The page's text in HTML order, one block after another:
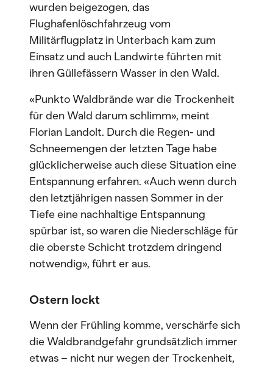
wurden beigezogen, das
Flughafenlöschfahrzeug vom
Militärflugplatz in Unterbach kam zum
Einsatz und auch Landwirte führten mit
ihren Güllefässern Wasser in den Wald.
«Punkto Waldbrände war die Trockenheit
für den Wald darum schlimm», meint
Florian Landolt. Durch die Regen- und
Schneemengen der letzten Tage habe
glücklicherweise auch diese Situation eine
Entspannung erfahren. «Auch wenn durch
den letztjährigen nassen Sommer in der
Tiefe eine nachhaltige Entspannung
spürbar ist, so waren die Niederschläge für
die oberste Schicht trotzdem dringend
notwendig», führt er aus.
Ostern lockt
Wenn der Frühling komme, verschärfe sich
die Waldbrandgefahr grundsätzlich immer
etwas – nicht nur wegen der Trockenheit,